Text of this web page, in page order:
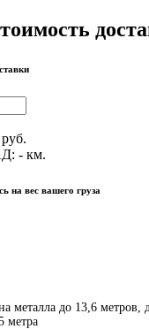
руб.
- км.
на вес вашего груза
металла до 13,6 метров,
метра